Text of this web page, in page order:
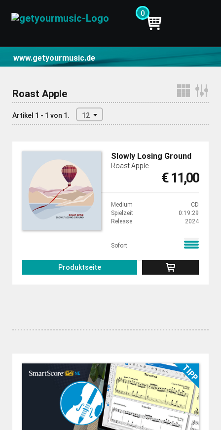
0
www.getyourmusic.de
Roast Apple
Artikel 1 - 1 von 1. 12
Slowly Losing Ground
Roast Apple
€ 11,00
Medium
CD
Spielzeit
0:19:29
Release
2024
Sofort
Produktseite